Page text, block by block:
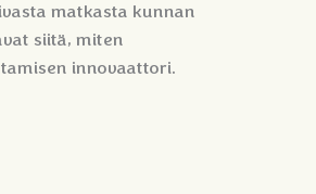
matkasta kunnan
siitä, miten
innovaattori.